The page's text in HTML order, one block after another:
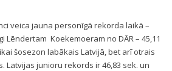
veica jauna personīgā rekorda laikā –
Lēndertam Koekemoeram no DĀR – 45,11
šosezon labākais Latvijā, bet arī otrais
Latvijas junioru rekords ir 46,83 sek. un